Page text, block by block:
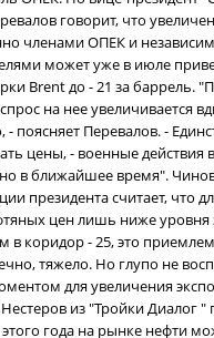
говорит, что
членами ОПЕК и
может уже в июле
Brent до - 21 за баррель.
спрос на нее увеличивается
поясняет Перевалов. -
цены, - военные действия
в ближайшее время".
президента считает, что
цен лишь ниже уровня
в коридор - 25, это
тяжело. Но глупо не
для увеличения
из "Тройки Диалог "
года на рынке нефти